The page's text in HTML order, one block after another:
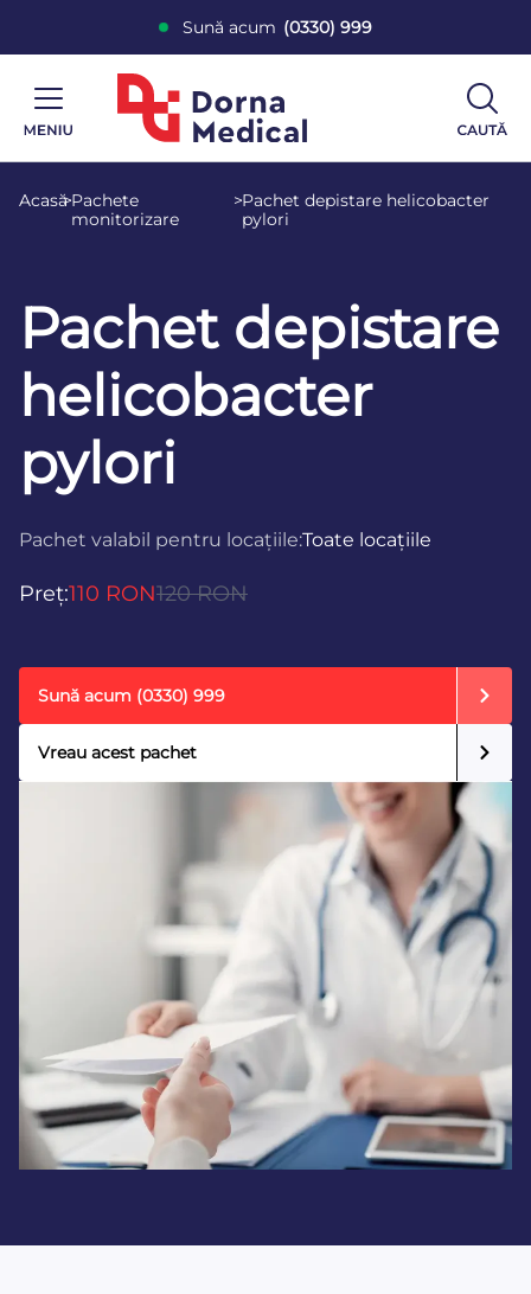
Sună acum (0330) 999
Acasă>Pachete
monitorizare
>Pachet depistare helicobacter
pylori
Pachet depistare
helicobacter
pylori
Pachet valabil pentru locațiile:Toate locațiile
Preț:110 RON120 RON
Sună acum (0330) 999
Vreau acest pachet